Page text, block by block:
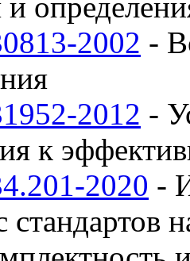
2002 -
2012 -
к
2020 -
стандартов